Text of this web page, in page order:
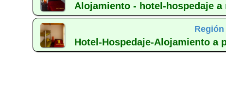
Alojamiento - hotel-hospedaje a
Región
Hotel-Hospedaje-Alojamiento a